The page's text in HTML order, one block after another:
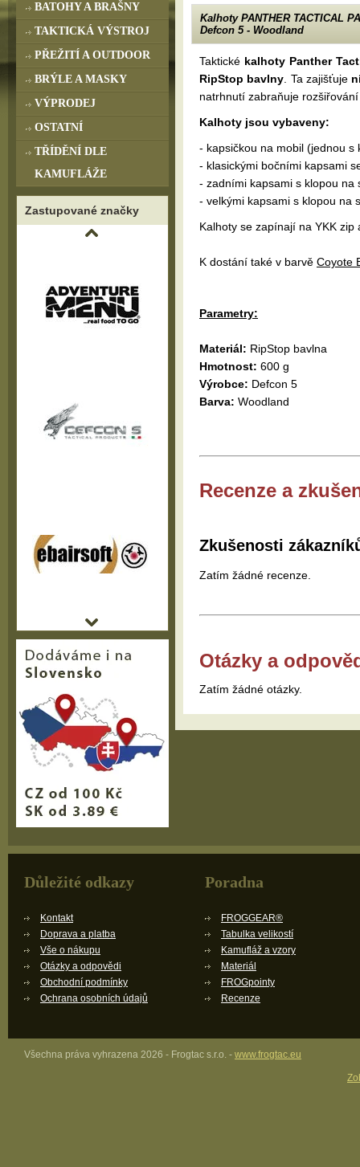
Kalhoty PANTHER TACTICAL
Defcon 5 - Woodland
Taktické kalhoty Panther
RipStop bavlny . Ta zajišťuje
natrhnutí zabraňuje
Kalhoty jsou vybaveny:
- kapsičkou na mobil (jednou s
- klasickými bočními kapsami
- zadními kapsami s klopou na
- velkými kapsami s klopou na
Kalhoty se zapínají na YKK
K dostání také v barvě Coyote
Parametry:
Materiál: RipStop bavlna
Hmotnost: 600 g
Výrobce: Defcon 5
Barva: Woodland
Recenze a
Zkušenosti
Zatím žádné recenze.
Otázky a
Zatím žádné otázky.
BATOHY A BRAŠNY
TAKTICKÁ VÝSTROJ
PŘEŽITÍ A OUTDOOR
BRÝLE A MASKY
VÝPRODEJ
OSTATNÍ
TŘÍDĚNÍ DLE
KAMUFLÁŽE
Zastupované značky
Důležité odkazy
Kontakt
Doprava a platba
Vše o nákupu
Otázky a odpovědi
Obchodní podmínky
Ochrana osobních údajů
Poradna
FROGGEAR®
Tabulka velikostí
Kamufláž a vzory
Materiál
FROGpointy
Recenze
Všechna práva vyhrazena 2026 - Frogtac s.r.o. - www.frogtac.eu